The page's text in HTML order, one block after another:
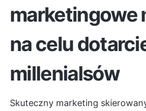
marketingowe
na celu
millenialsów
Skuteczny marketing